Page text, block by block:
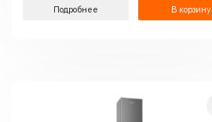
Подробнее В корзину